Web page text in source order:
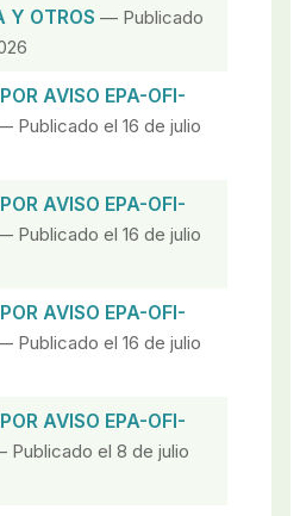
Y OTROS — Publicado
AVISO EPA-OFI-
Publicado el 16 de julio
AVISO EPA-OFI-
Publicado el 16 de julio
AVISO EPA-OFI-
Publicado el 16 de julio
AVISO EPA-OFI-
Publicado el 8 de julio